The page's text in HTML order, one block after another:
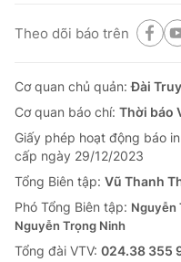
Theo dõi báo trên
Cơ quan chủ quản:Đài
Cơ quan báo chí: Thời báo
Giấy phép hoạt động báo
cấp ngày 29/12/2023
Tổng Biên tập: Vũ Thanh
Phó Tổng Biên tập: Nguyễn
Nguyễn Trọng Ninh
Tổng đài VTV: 024.38 355